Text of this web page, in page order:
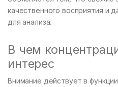
качественного восприятия и
для анализа.
В чем
интерес
Внимание действует в